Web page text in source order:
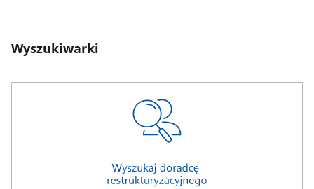
Wyszukiwarki